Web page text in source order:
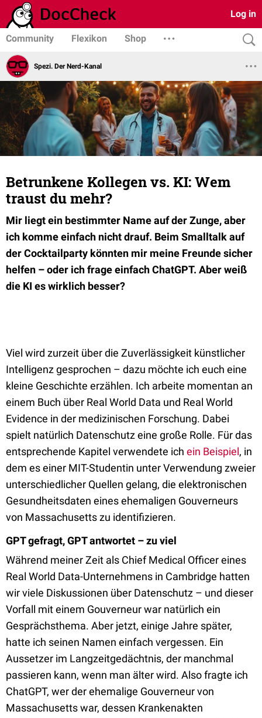
Log in
Community Flexikon Shop
Spezi. Der Nerd-Kanal
Betrunkene Kollegen vs. KI: Wem
traust du mehr?
Mir liegt ein bestimmter Name auf der Zunge, aber
ich komme einfach nicht drauf. Beim Smalltalk auf
der Cocktailparty könnten mir meine Freunde sicher
helfen – oder ich frage einfach ChatGPT. Aber weiß
die KI es wirklich besser?
Viel wird zurzeit über die Zuverlässigkeit künstlicher
Intelligenz gesprochen – dazu möchte ich euch eine
kleine Geschichte erzählen. Ich arbeite momentan an
einem Buch über Real World Data und Real World
Evidence in der medizinischen Forschung. Dabei
spielt natürlich Datenschutz eine große Rolle. Für das
entsprechende Kapitel verwendete ich ein Beispiel, in
dem es einer MIT-Studentin unter Verwendung zweier
unterschiedlicher Quellen gelang, die elektronischen
Gesundheitsdaten eines ehemaligen Gouverneurs
von Massachusetts zu identifizieren.
GPT gefragt, GPT antwortet – zu viel
Während meiner Zeit als Chief Medical Officer eines
Real World Data-Unternehmens in Cambridge hatten
wir viele Diskussionen über Datenschutz – und dieser
Vorfall mit einem Gouverneur war natürlich ein
Gesprächsthema. Aber jetzt, einige Jahre später,
hatte ich seinen Namen einfach vergessen. Ein
Aussetzer im Langzeitgedächtnis, der manchmal
passieren kann, wenn man älter wird. Also fragte ich
ChatGPT, wer der ehemalige Gouverneur von
Massachusetts war, dessen Krankenakten